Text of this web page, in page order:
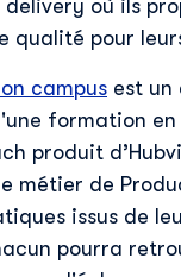
où ils
qualité pour
campus est un
formation
produit
métier de
issus de
pourra